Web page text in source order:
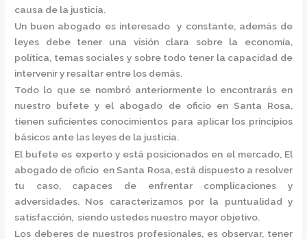
causa de la justicia.
Un buen abogado es interesado y constante, además de
leyes debe tener una visión clara sobre la economía,
política, temas sociales y sobre todo tener la capacidad de
intervenir y resaltar entre los demás.
Todo lo que se nombró anteriormente lo encontrarás en
nuestro bufete y el abogado de oficio en Santa Rosa,
tienen suficientes conocimientos para aplicar los principios
básicos ante las leyes de la justicia.
El bufete es experto y está posicionados en el mercado, El
abogado de oficio en Santa Rosa, está dispuesto a resolver
tu caso, capaces de enfrentar complicaciones y
adversidades. Nos caracterizamos por la puntualidad y
satisfacción, siendo ustedes nuestro mayor objetivo.
Los deberes de nuestros profesionales, es observar, tener